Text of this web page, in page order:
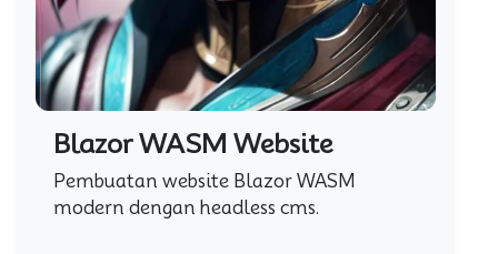
Blazor WASM Website
Pembuatan website Blazor WASM
modern dengan headless cms.